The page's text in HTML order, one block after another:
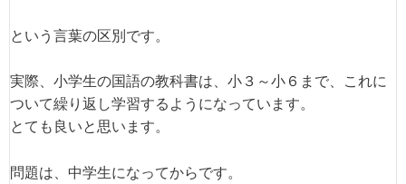
という言葉の区別です。
実際、小学生の国語の教科書は、小３～小６まで、これに
ついて繰り返し学習するようになっています。
とても良いと思います。
問題は、中学生になってからです。